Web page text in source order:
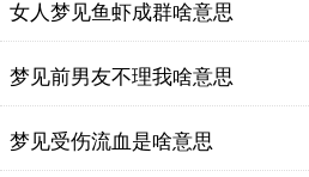
女人梦见鱼虾成群啥意思
梦见前男友不理我啥意思
梦见受伤流血是啥意思